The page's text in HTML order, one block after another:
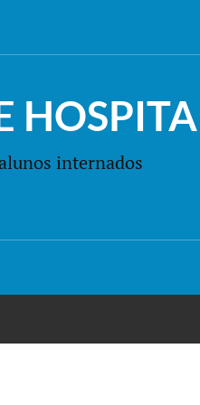
internados